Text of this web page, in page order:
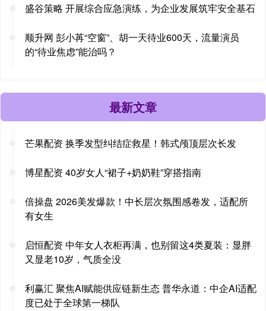
盛谷策略 开展综合应急演练，为企业发展筑牢安全基石
顺升网 彭小苒“空窗”、胡一天待业600天，流量演员
的“待业焦虑”能治吗？
最新文章
芒果配资 换季发型纠结症救星！韩式颅顶层次长发
博星配资 40岁女人“裙子+奶奶鞋”穿搭指南
倍操盘 2026美发爆款！中长层次氛围感卷发，适配所
有女生
启恒配资 中年女人衣柜再满，也别留这4类夏装：显胖
又显老10岁，气质全没
利赢汇 聚焦AI赋能供应链新生态 普华永道：中企AI适配
度已处于全球第一梯队